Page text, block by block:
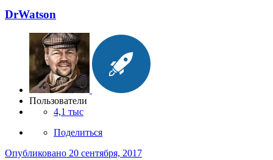
DrWatson
Пользователи
4,1 тыс
Поделиться
Опубликовано 20 сентября, 2017